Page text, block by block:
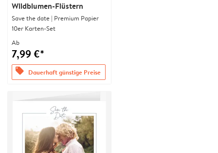
Wildblumen-Flüstern
Save the date | Premium Papier
10er Karten-Set
Ab
7,99 €*
offers Dauerhaft günstige Preise